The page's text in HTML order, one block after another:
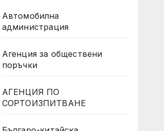
Автомобилна
администрация
Агенция за обществени
поръчки
АГЕНЦИЯ ПО
СОРТОИЗПИТВАНЕ